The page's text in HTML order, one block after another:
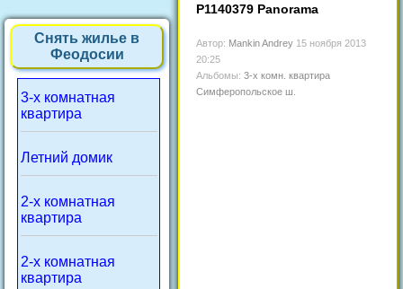
Снять жилье в
Феодосии
3-х комнатная
квартира
Летний домик
2-х комнатная
квартира
2-х комнатная
квартира
P1140379 Panorama
Автор: Mankin Andrey 15 ноября 2013
20:25
Альбомы: 3-х комн. квартира
Симферопольское ш.